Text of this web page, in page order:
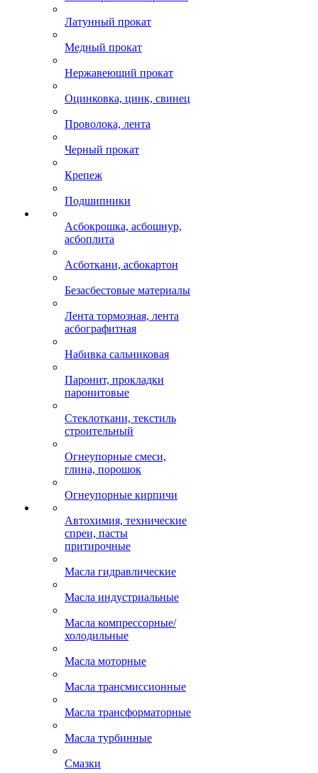
Латунный прокат
Медный прокат
Нержавеющий прокат
Оцинковка, цинк, свинец
Проволока, лента
Черный прокат
Крепеж
Подшипники
Асбокрошка, асбошнур,
асбоплита
Асботкани, асбокартон
Безасбестовые материалы
Лента тормозная, лента
асбографитная
Набивка сальниковая
Паронит, прокладки
паронитовые
Стеклоткани, текстиль
строительный
Огнеупорные смеси,
глина, порошок
Огнеупорные кирпичи
Автохимия, технические
спреи, пасты
притирочные
Масла гидравлические
Масла индустриальные
Масла компрессорные/
холодильные
Масла моторные
Масла трансмиссионные
Масла трансформаторные
Масла турбинные
Смазки